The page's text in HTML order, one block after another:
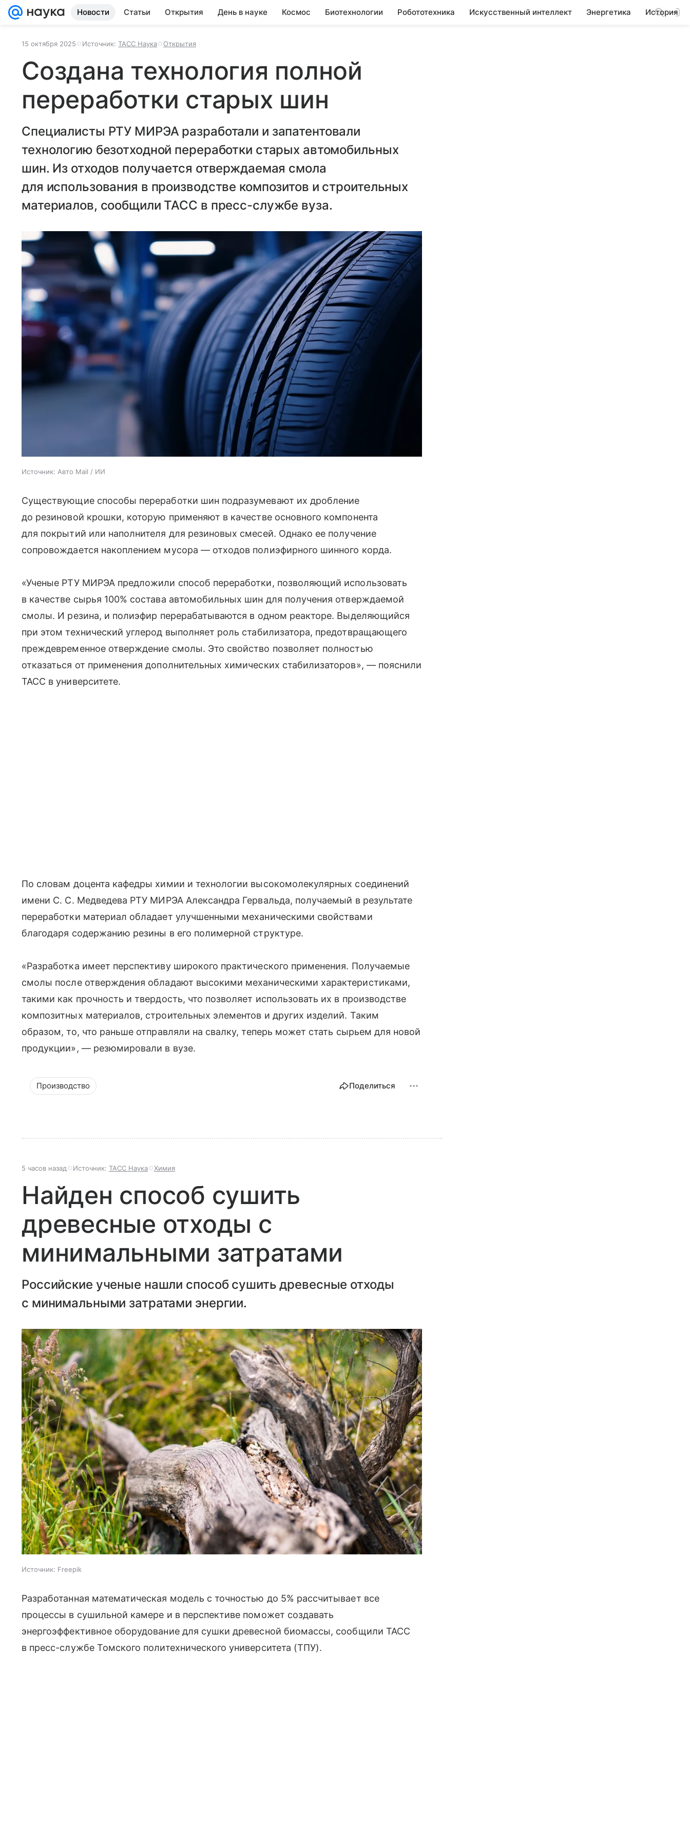
Новости Статьи Открытия День в науке Космос Биотехнологии Робототехника Искусственный интеллект Энергетика История
15 октября 2025 Источник: ТАСС Наука Открытия
Создана технология полной
переработки старых шин
Специалисты РТУ МИРЭА разработали и запатентовали
технологию безотходной переработки старых автомобильных
шин. Из отходов получается отверждаемая смола
для использования в производстве композитов и строительных
материалов, сообщили ТАСС в пресс-службе вуза.
Источник: Авто Mail / ИИ
Существующие способы переработки шин подразумевают их дробление
до резиновой крошки, которую применяют в качестве основного компонента
для покрытий или наполнителя для резиновых смесей. Однако ее получение
сопровождается накоплением мусора — отходов полиэфирного шинного корда.
«Ученые РТУ МИРЭА предложили способ переработки, позволяющий использовать
в качестве сырья 100% состава автомобильных шин для получения отверждаемой
смолы. И резина, и полиэфир перерабатываются в одном реакторе. Выделяющийся
при этом технический углерод выполняет роль стабилизатора, предотвращающего
преждевременное отверждение смолы. Это свойство позволяет полностью
отказаться от применения дополнительных химических стабилизаторов», — пояснили
ТАСС в университете.
По словам доцента кафедры химии и технологии высокомолекулярных соединений
имени С. С. Медведева РТУ МИРЭА Александра Гервальда, получаемый в результате
переработки материал обладает улучшенными механическими свойствами
благодаря содержанию резины в его полимерной структуре.
«Разработка имеет перспективу широкого практического применения. Получаемые
смолы после отверждения обладают высокими механическими характеристиками,
такими как прочность и твердость, что позволяет использовать их в производстве
композитных материалов, строительных элементов и других изделий. Таким
образом, то, что раньше отправляли на свалку, теперь может стать сырьем для новой
продукции», — резюмировали в вузе.
Производство Поделиться
5 часов назад Источник: ТАСС Наука Химия
Найден способ сушить
древесные отходы с
минимальными затратами
Российские ученые нашли способ сушить древесные отходы
с минимальными затратами энергии.
Источник: Freepik
Разработанная математическая модель с точностью до 5% рассчитывает все
процессы в сушильной камере и в перспективе поможет создавать
энергоэффективное оборудование для сушки древесной биомассы, сообщили ТАСС
в пресс-службе Томского политехнического университета (ТПУ).